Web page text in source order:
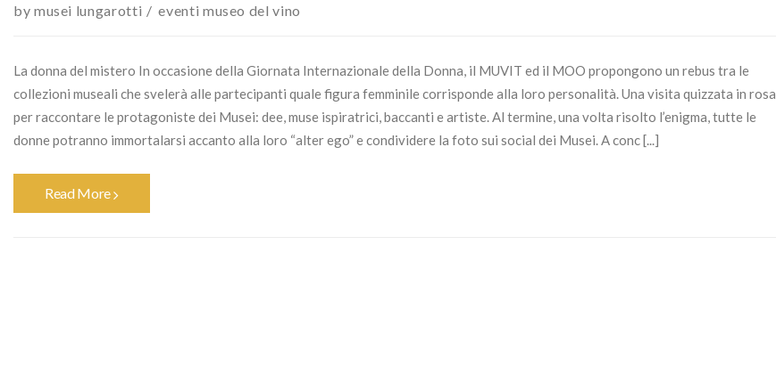
by musei lungarotti eventi museo del vino
La donna del mistero In occasione della Giornata Internazionale della Donna, il MUVIT ed il MOO propongono un rebus tra le
collezioni museali che svelerà alle partecipanti quale figura femminile corrisponde alla loro personalità. Una visita quizzata in rosa
per raccontare le protagoniste dei Musei: dee, muse ispiratrici, baccanti e artiste. Al termine, una volta risolto l’enigma, tutte le
donne potranno immortalarsi accanto alla loro “alter ego” e condividere la foto sui social dei Musei. A conc [...]
Read More